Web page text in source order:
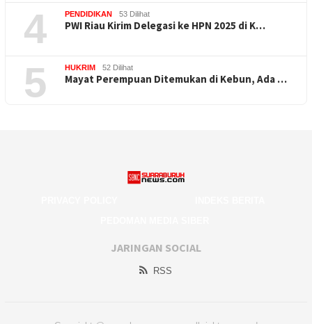
4 PENDIDIKAN 53 Dilihat
PWI Riau Kirim Delegasi ke HPN 2025 di K…
5 HUKRIM 52 Dilihat
Mayat Perempuan Ditemukan di Kebun, Ada …
JARINGAN SOCIAL
RSS